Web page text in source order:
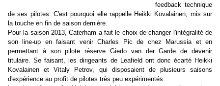
feedback technique
de ses pilotes. C'est pourquoi elle rappelle Heikki Kovalainen, mis sur
la touche en fin de saison dernière.
Pour la saison 2013, Caterham a fait le choix de changer l'intégralité de
son line-up en faisant venir Charles Pic de chez Marussia et en
permettant à son pilote réserve Giedo van der Garde de devenir
titulaire. Se faisant, les dirigeants de Leafield ont donc écarté Heikki
Kovalainen et Vitaly Petrov, qui disposaient de plusieurs saisons
d'expérience au profit de pilotes très peu expérimentés